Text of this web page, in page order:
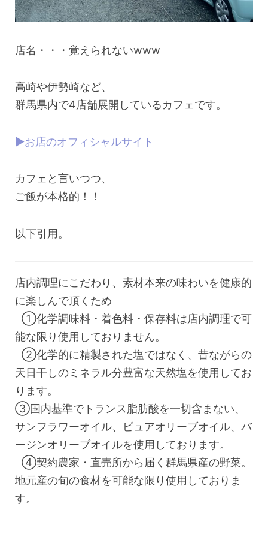
店名・・・覚えられないwww
高崎や伊勢崎など、
群馬県内で4店舗展開しているカフェです。
▶︎お店のオフィシャルサイト
カフェと言いつつ、
ご飯が本格的！！
以下引用。
店内調理にこだわり、素材本来の味わいを健康的
に楽しんで頂くため
①化学調味料・着色料・保存料は店内調理で可
能な限り使用しておりません。
②化学的に精製された塩ではなく、昔ながらの
天日干しのミネラル分豊富な天然塩を使用してお
ります。
③国内基準でトランス脂肪酸を一切含まない、
サンフラワーオイル、ピュアオリーブオイル、バ
ージンオリーブオイルを使用しております。
④契約農家・直売所から届く群馬県産の野菜。
地元産の旬の食材を可能な限り使用しておりま
す。